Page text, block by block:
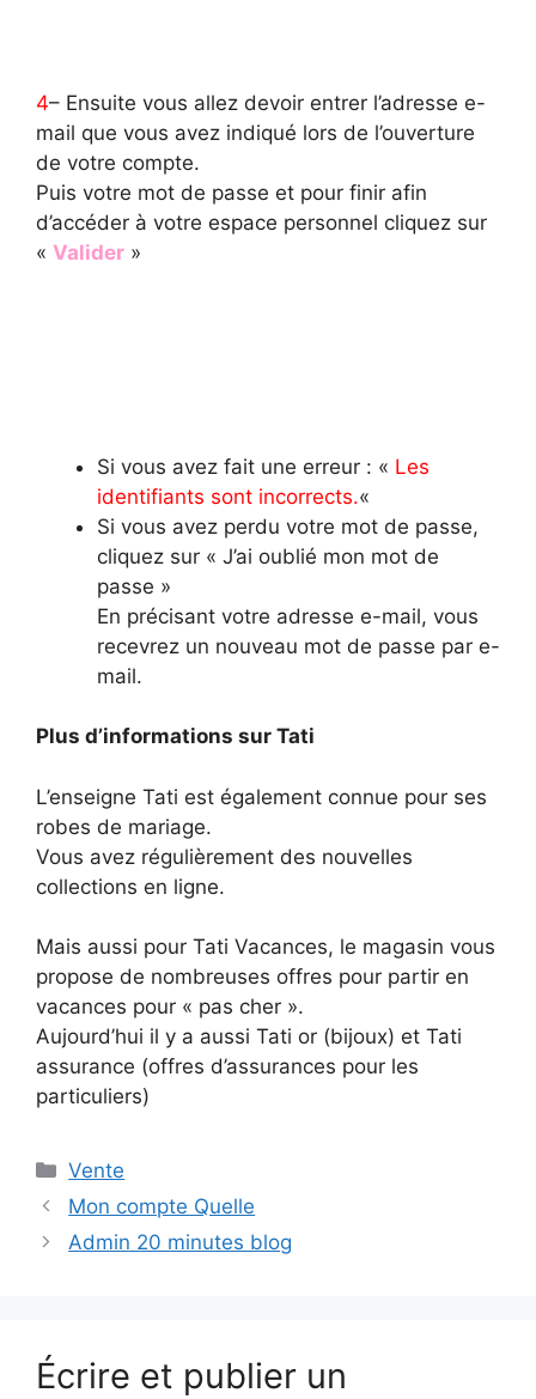
4– Ensuite vous allez devoir entrer l’adresse e-
mail que vous avez indiqué lors de l’ouverture
de votre compte.
Puis votre mot de passe et pour finir afin
d’accéder à votre espace personnel cliquez sur
« Valider »
Si vous avez fait une erreur : « Les
identifiants sont incorrects.«
Si vous avez perdu votre mot de passe,
cliquez sur « J’ai oublié mon mot de
passe »
En précisant votre adresse e-mail, vous
recevrez un nouveau mot de passe par e-
mail.
Plus d’informations sur Tati
L’enseigne Tati est également connue pour ses
robes de mariage.
Vous avez régulièrement des nouvelles
collections en ligne.
Mais aussi pour Tati Vacances, le magasin vous
propose de nombreuses offres pour partir en
vacances pour « pas cher ».
Aujourd’hui il y a aussi Tati or (bijoux) et Tati
assurance (offres d’assurances pour les
particuliers)
Catégories
Vente
Mon compte Quelle
Admin 20 minutes blog
Écrire et publier un